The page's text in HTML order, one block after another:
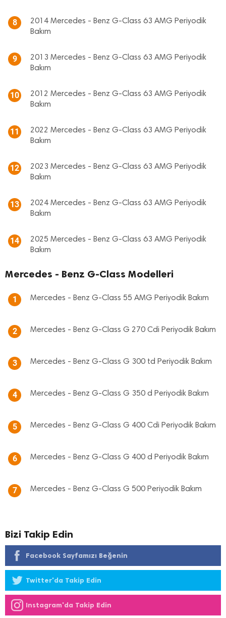
8
2014 Mercedes - Benz G-Class 63 AMG Periyodik
Bakım
9
2013 Mercedes - Benz G-Class 63 AMG Periyodik
Bakım
10
2012 Mercedes - Benz G-Class 63 AMG Periyodik
Bakım
11
2022 Mercedes - Benz G-Class 63 AMG Periyodik
Bakım
12
2023 Mercedes - Benz G-Class 63 AMG Periyodik
Bakım
13
2024 Mercedes - Benz G-Class 63 AMG Periyodik
Bakım
14
2025 Mercedes - Benz G-Class 63 AMG Periyodik
Bakım
Mercedes - Benz G-Class Modelleri
1 Mercedes - Benz G-Class 55 AMG Periyodik Bakım
2 Mercedes - Benz G-Class G 270 Cdi Periyodik Bakım
3 Mercedes - Benz G-Class G 300 td Periyodik Bakım
4 Mercedes - Benz G-Class G 350 d Periyodik Bakım
5 Mercedes - Benz G-Class G 400 Cdi Periyodik Bakım
6 Mercedes - Benz G-Class G 400 d Periyodik Bakım
7 Mercedes - Benz G-Class G 500 Periyodik Bakım
Bizi Takip Edin
Facebook Sayfamızı Beğenin
Twitter'da Takip Edin
Instagram'da Takip Edin